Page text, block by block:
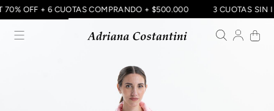
70% OFF + 6 CUOTAS COMPRANDO + $500.000 3 CUOTAS